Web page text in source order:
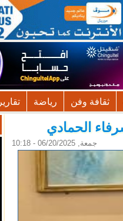
ثقافة وفن رياضة تقارير
الحمادي
جمعة, 06/20/2025 - 10:18